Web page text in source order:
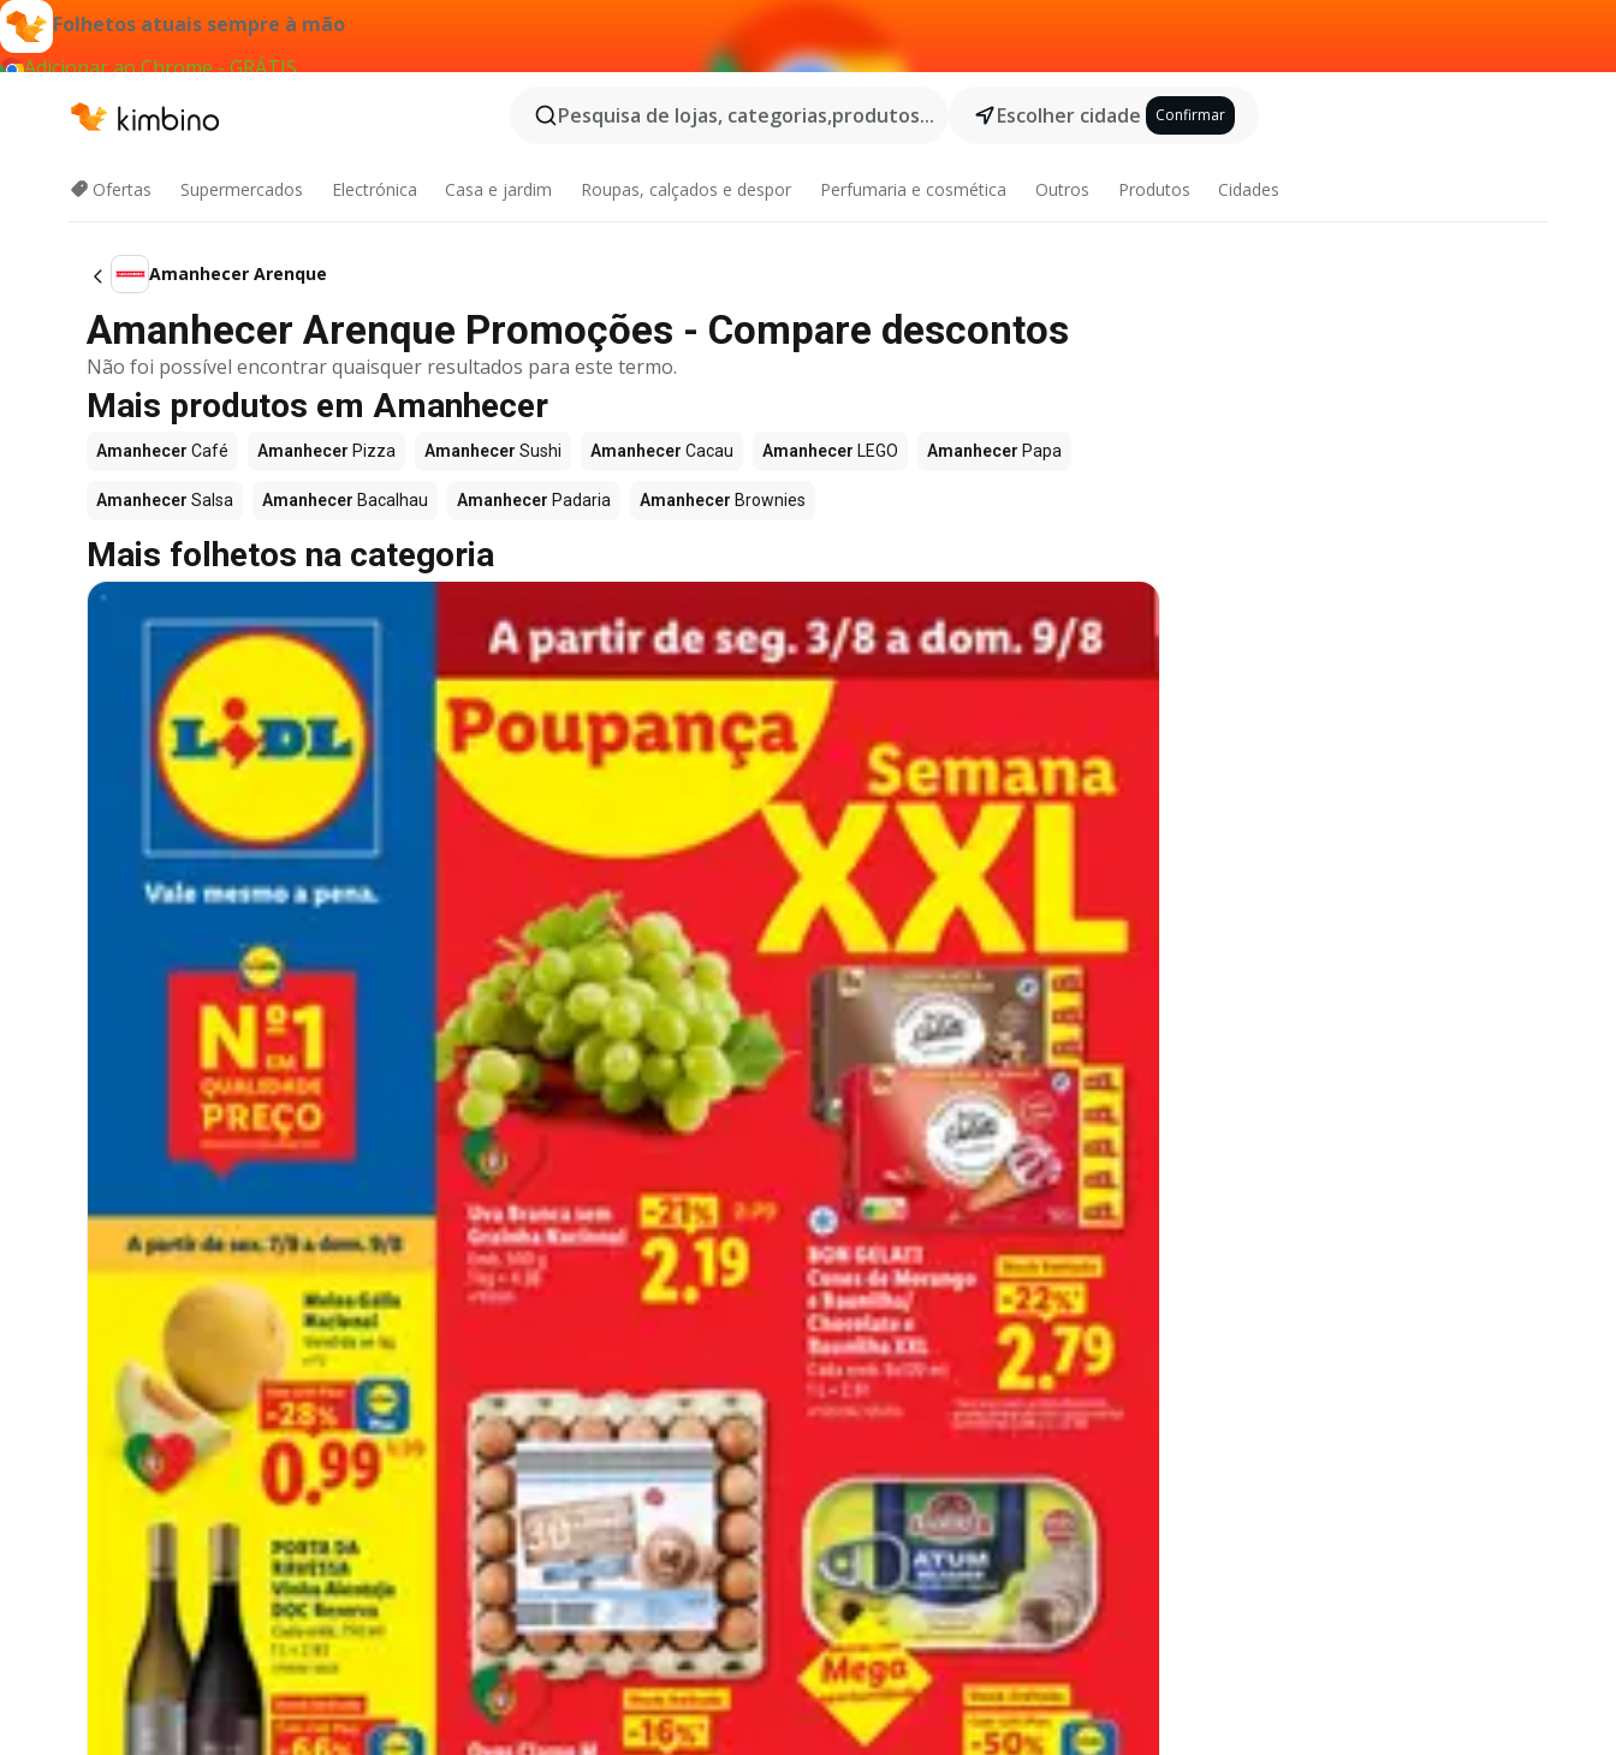
Folhetos atuais sempre à mão
Adicionar ao Chrome - GRÁTIS
Pesquisa de lojas, categorias,produtos...
Escolher cidade Confirmar
Ofertas Supermercados Electrónica Casa e jardim Roupas, calçados e despor Perfumaria e cosmética Outros Produtos Cidades
Amanhecer Arenque
Amanhecer Arenque Promoções - Compare descontos
Não foi possível encontrar quaisquer resultados para este termo.
Mais produtos em Amanhecer
Amanhecer Café Amanhecer Pizza Amanhecer Sushi Amanhecer Cacau Amanhecer LEGO Amanhecer Papa
Amanhecer Salsa Amanhecer Bacalhau Amanhecer Padaria Amanhecer Brownies
Mais folhetos na categoria